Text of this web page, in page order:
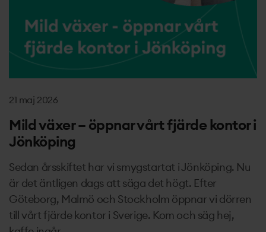
21 maj 2026
Mild växer – öppnar vårt fjärde kontor i
Jönköping
Sedan årsskiftet har vi smygstartat i Jönköping. Nu
är det äntligen dags att säga det högt. Efter
Göteborg, Malmö och Stockholm öppnar vi dörren
till vårt fjärde kontor i Sverige. Kom och säg hej,